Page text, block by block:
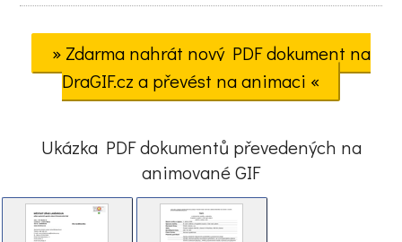
» Zdarma nahrát nový PDF dokument na
DraGIF.cz a převést na animaci «
Ukázka PDF dokumentů převedených na
animované GIF